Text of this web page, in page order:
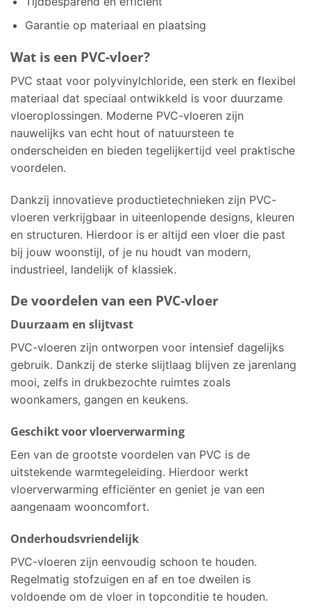
Garantie op materiaal en plaatsing
Wat is een PVC-vloer?
PVC staat voor polyvinylchloride, een sterk en flexibel
materiaal dat speciaal ontwikkeld is voor duurzame
vloeroplossingen. Moderne PVC-vloeren zijn
nauwelijks van echt hout of natuursteen te
onderscheiden en bieden tegelijkertijd veel praktische
voordelen.
Dankzij innovatieve productietechnieken zijn PVC-
vloeren verkrijgbaar in uiteenlopende designs, kleuren
en structuren. Hierdoor is er altijd een vloer die past
bij jouw woonstijl, of je nu houdt van modern,
industrieel, landelijk of klassiek.
De voordelen van een PVC-vloer
Duurzaam en slijtvast
PVC-vloeren zijn ontworpen voor intensief dagelijks
gebruik. Dankzij de sterke slijtlaag blijven ze jarenlang
mooi, zelfs in drukbezochte ruimtes zoals
woonkamers, gangen en keukens.
Geschikt voor vloerverwarming
Een van de grootste voordelen van PVC is de
uitstekende warmtegeleiding. Hierdoor werkt
vloerverwarming efficiënter en geniet je van een
aangenaam wooncomfort.
Onderhoudsvriendelijk
PVC-vloeren zijn eenvoudig schoon te houden.
Regelmatig stofzuigen en af en toe dweilen is
voldoende om de vloer in topconditie te houden.